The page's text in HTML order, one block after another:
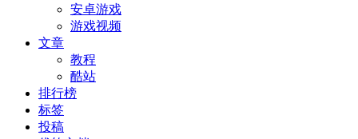
安卓游戏
游戏视频
文章
教程
酷站
排行榜
标签
投稿